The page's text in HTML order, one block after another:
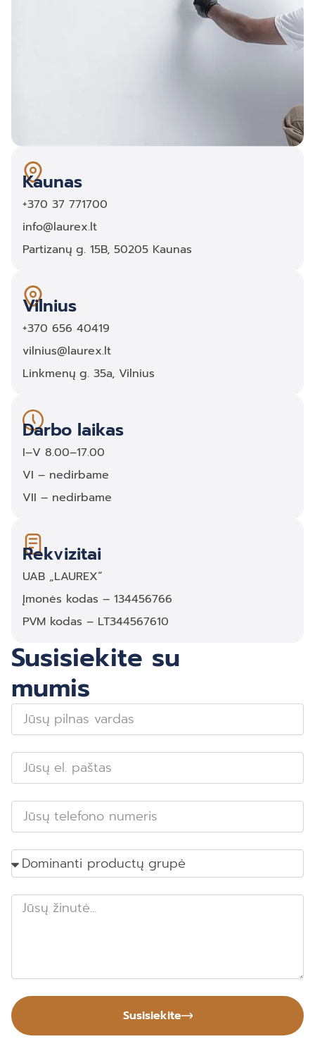
Kaunas
+370 37 771700
info@laurex.lt
Partizanų g. 15B, 50205 Kaunas
Vilnius
+370 656 40419
vilnius@laurex.lt
Linkmenų g. 35a, Vilnius
Darbo laikas
I–V 8.00–17.00
VI – nedirbame
VII – nedirbame
Rekvizitai
UAB „LAUREX“
Įmonės kodas – 134456766
PVM kodas – LT344567610
Susisiekite su
mumis
Susisiekite